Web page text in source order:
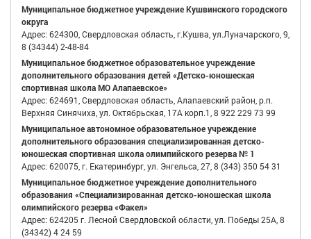
Муниципальное бюджетное учреждение Кушвинского городского
округа
Адрес: 624300, Свердловская область, г.Кушва, ул.Луначарского, 9,
8 (34344) 2-48-84
Муниципальное бюджетное образовательное учреждение
дополнительного образования детей «Детско-юношеская
спортивная школа МО Алапаевское»
Адрес: 624691, Свердловская область, Алапаевский район, р.п.
Верхняя Синячиха, ул. Октябрьская, 17А корп.1, 8 922 229 73 99
Муниципальное автономное образовательное учреждение
дополнительного образования специализированная детско-
юношеская спортивная школа олимпийского резерва № 1
Адрес: 620075, г. Екатеринбург, ул. Энгельса, 27, 8 (343) 350 54 31
Муниципальное бюджетное учреждение дополнительного
образования «Специализированная детско-юношеская школа
олимпийского резерва «Факел»
Адрес: 624205 г. Лесной Свердловской области, ул. Победы 25А, 8
(34342) 4 24 59